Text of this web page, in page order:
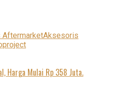
Aksesoris
Harga Mulai Rp 358 Juta.